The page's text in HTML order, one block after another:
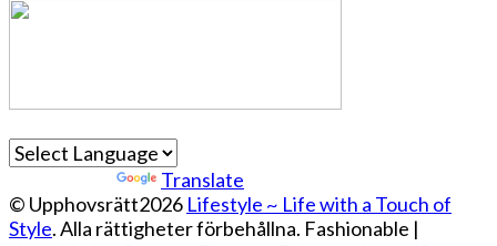
Translate
© Upphovsrätt2026 Lifestyle ~ Life with a Touch of
Style. Alla rättigheter förbehållna. Fashionable |